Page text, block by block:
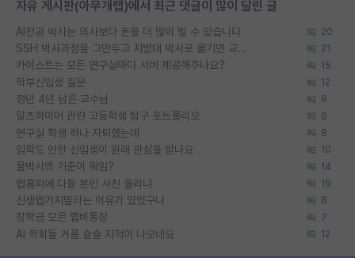
자유 게시판(아무개랩)에서 최근 댓글이 많이 달린 글
AI전공 박사는 의사보다 돈을 더 많이 벌 수 있습니다. 20
SSH 박사과정을 그만두고 지방대 박사로 옮기면 교수의 꿈은 끝일까요? 21
카이스트는 모든 연구실마다 서버 제공해주나요? 15
학부신입생 질문 12
정년 4년 남은 교수님 9
알츠하이머 관련 고등학생 탐구 포트폴리오 9
연구실 학생 하나 자퇴했는데 8
입학도 안한 신입생이 원래 관심을 받나요 10
물박사의 기준이 뭐임? 14
랩홈피에 다들 본인 사진 올리냐 19
신생랩가지말라는 이유가 있었구나 8
장학금 모은 랩비통장 7
AI 학회들 거품 슬슬 지적이 나오네요 12